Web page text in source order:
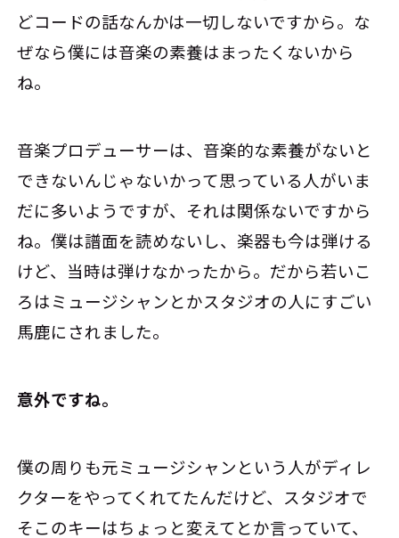
どコードの話なんかは一切しないですから。な
ぜなら僕には音楽の素養はまったくないから
ね。
音楽プロデューサーは、音楽的な素養がないと
できないんじゃないかって思っている人がいま
だに多いようですが、それは関係ないですから
ね。僕は譜面を読めないし、楽器も今は弾ける
けど、当時は弾けなかったから。だから若いこ
ろはミュージシャンとかスタジオの人にすごい
馬鹿にされました。
――意外ですね。
僕の周りも元ミュージシャンという人がディレ
クターをやってくれてたんだけど、スタジオで
そこのキーはちょっと変えてとか言っていて、